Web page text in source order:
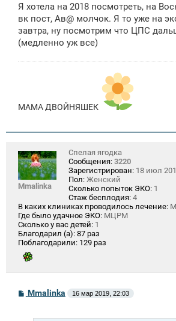
б
щ
н
и
Я хотела на 2018 посмотреть, на
вк пост, Ав@ молчок. Я то уже на
завтра, ну посмотрим что ЦПС
(медленно уж все)
МАМА ДВОЙНЯШЕК
Mmalinka
Спелая ягодка
Сообщения: 3220
Зарегистрирован: 18 июл
Пол: Женский
Сколько попыток ЭКО: 1
Стаж бесплодия: 4
В каких клиниках проводилось лечение:
Где было удачное ЭКО: МЦРМ
Сколько у вас детей: 1
Благодарил (а): 87 раз
Поблагодарили: 129 раз
СMmalinka 16 мар 2019, 22:03